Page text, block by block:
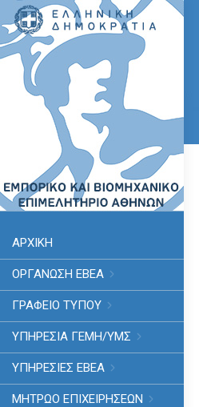
ΑΡΧΙΚΗ
ΟΡΓΑΝΩΣΗ ΕΒΕΑ
ΓΡΑΦΕΙΟ ΤΥΠΟΥ
ΥΠΗΡΕΣΊΑ ΓΕΜΗ/ΥΜΣ
ΥΠΗΡΕΣΙΕΣ ΕΒΕΑ
ΜΗΤΡΩΟ ΕΠΙΧΕΙΡΗΣΕΩΝ